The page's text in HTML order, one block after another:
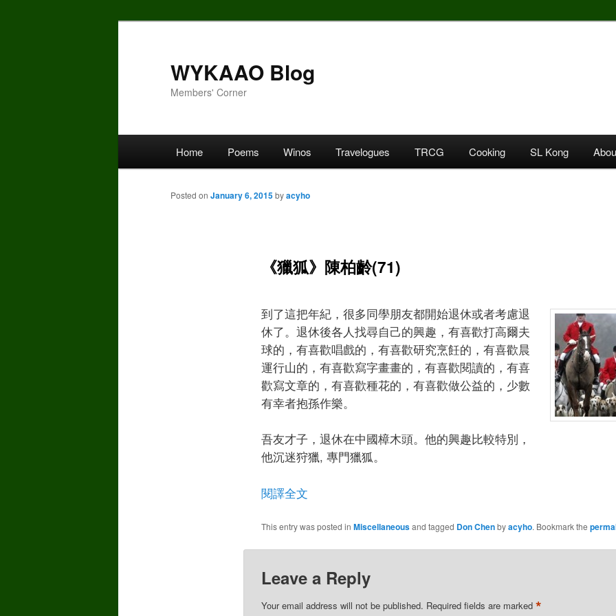
WYKAAO Blog
Members' Corner
Home Poems Winos Travelogues TRCG Cooking SL Kong
《獵狐》陳柏齡(71)
Posted on January 6, 2015byacyho
到了這把年紀，很多同學朋友都開始退休或者考慮退
休了。退休後各人找尋自己的興趣，有喜歡打高爾夫
球的，有喜歡唱戲的，有喜歡研究烹飪的，有喜歡晨
運行山的，有喜歡寫字畫畫的，有喜歡閱讀的，有喜
歡寫文章的，有喜歡種花的，有喜歡做公益的，少數
有幸者抱孫作樂。
吾友才子，退休在中國樟木頭。他的興趣比較特別，
他沉迷狩獵, 專門獵狐。
閱譯全文
This entry was posted in Miscellaneousand tagged Don Chenbyacyho. Bookmark the
Leave a Reply
Your email address will not be published. Required fields are marked *